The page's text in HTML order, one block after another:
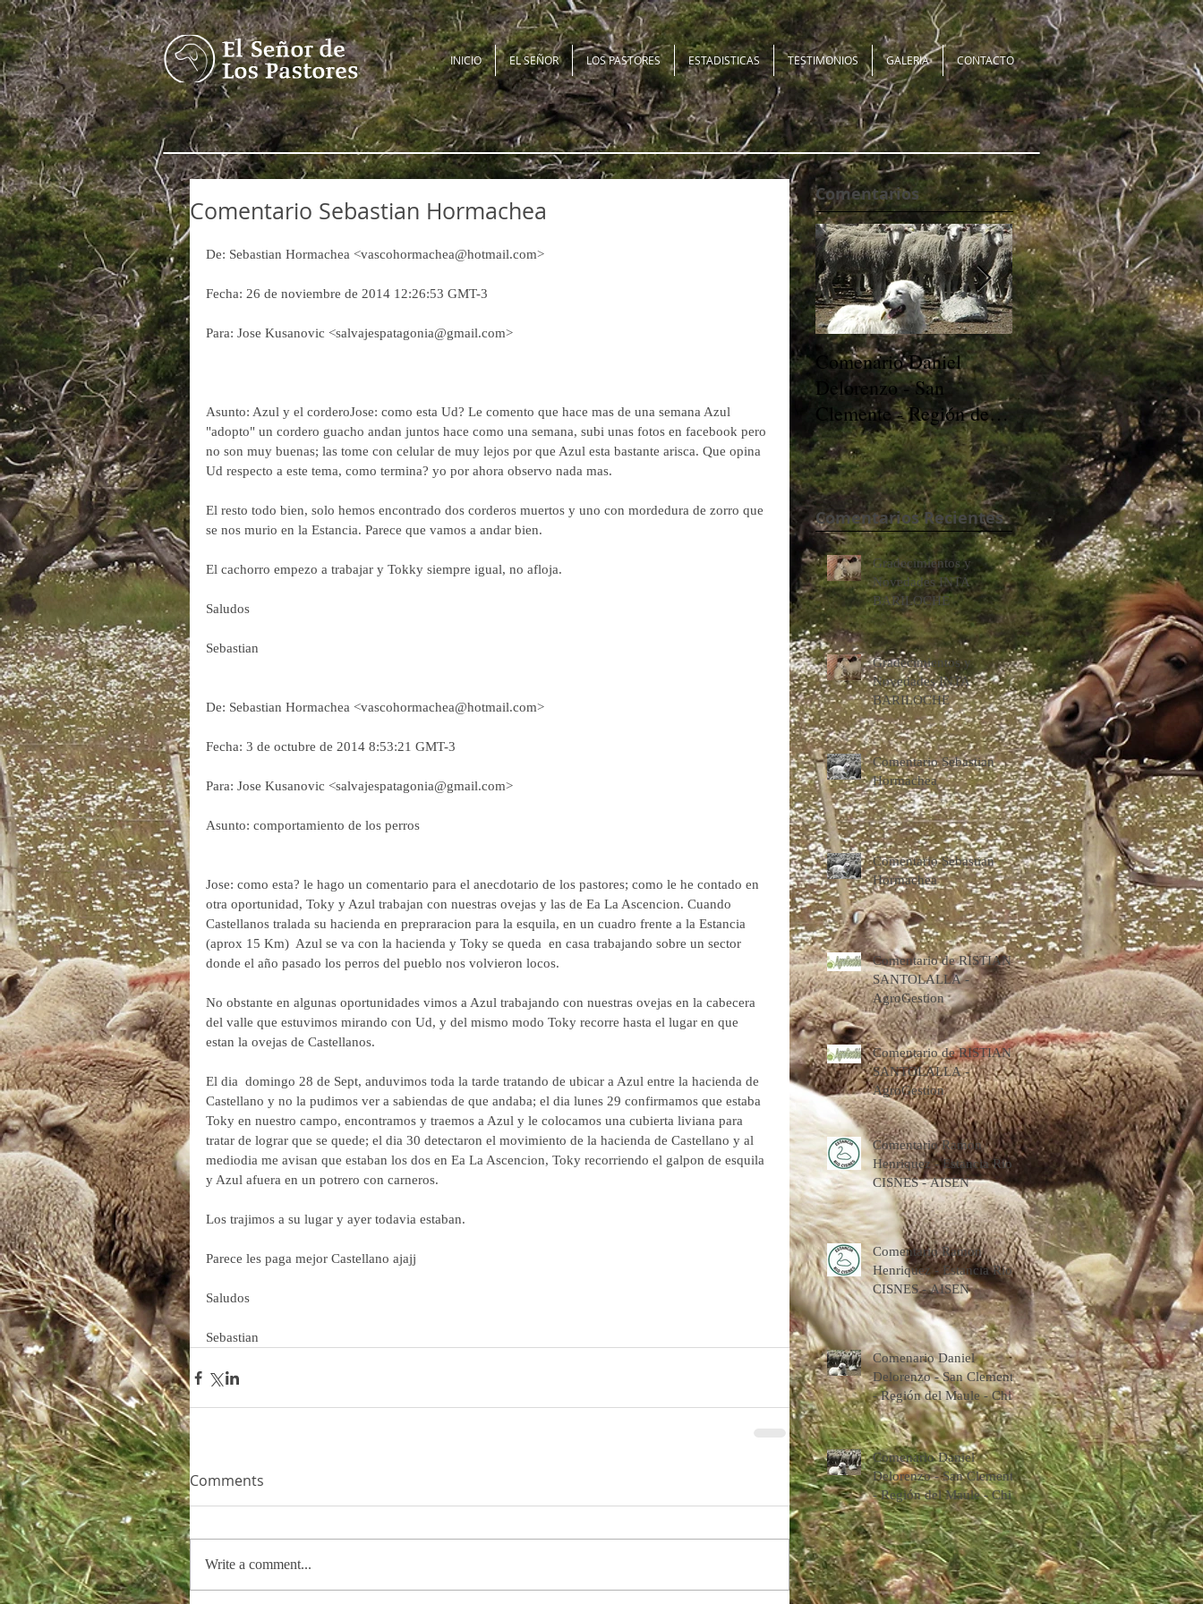
INICIO EL SEÑOR LOS PASTORES ESTADISTICAS TESTIMONIOS GALERIA CONTACTO
Comentario Sebastian Hormachea
De: Sebastian Hormachea <vascohormachea@hotmail.com>
Fecha: 26 de noviembre de 2014 12:26:53 GMT-3
Para: Jose Kusanovic <salvajespatagonia@gmail.com>
Asunto: Azul y el corderoJose: como esta Ud? Le comento que hace mas de una semana Azul
"adopto" un cordero guacho andan juntos hace como una semana, subi unas fotos en facebook pero
no son muy buenas; las tome con celular de muy lejos por que Azul esta bastante arisca. Que opina
Ud respecto a este tema, como termina? yo por ahora observo nada mas.
El resto todo bien, solo hemos encontrado dos corderos muertos y uno con mordedura de zorro que
se nos murio en la Estancia. Parece que vamos a andar bien.
El cachorro empezo a trabajar y Tokky siempre igual, no afloja.
Saludos
Sebastian
De: Sebastian Hormachea <vascohormachea@hotmail.com>
Fecha: 3 de octubre de 2014 8:53:21 GMT-3
Para: Jose Kusanovic <salvajespatagonia@gmail.com>
Asunto: comportamiento de los perros
Jose: como esta? le hago un comentario para el anecdotario de los pastores; como le he contado en
otra oportunidad, Toky y Azul trabajan con nuestras ovejas y las de Ea La Ascencion. Cuando
Castellanos tralada su hacienda en prepraracion para la esquila, en un cuadro frente a la Estancia
(aprox 15 Km)  Azul se va con la hacienda y Toky se queda  en casa trabajando sobre un sector
donde el año pasado los perros del pueblo nos volvieron locos.
No obstante en algunas oportunidades vimos a Azul trabajando con nuestras ovejas en la cabecera
del valle que estuvimos mirando con Ud, y del mismo modo Toky recorre hasta el lugar en que
estan la ovejas de Castellanos.
El dia  domingo 28 de Sept, anduvimos toda la tarde tratando de ubicar a Azul entre la hacienda de
Castellano y no la pudimos ver a sabiendas de que andaba; el dia lunes 29 confirmamos que estaba
Toky en nuestro campo, encontramos y traemos a Azul y le colocamos una cubierta liviana para
tratar de lograr que se quede; el dia 30 detectaron el movimiento de la hacienda de Castellano y al
mediodia me avisan que estaban los dos en Ea La Ascencion, Toky recorriendo el galpon de esquila
y Azul afuera en un potrero con carneros.
Los trajimos a su lugar y ayer todavia estaban.
Parece les paga mejor Castellano ajajj
Saludos
Sebastian
Comments
Write a comment...
Comentarios
Comenario Daniel
Delorenzo - San
Clemente - Región del
Maule - Chile
Comenario Daniel
Delorenzo - San
Clemente - Región del
Maule - Chile
Comentarios Recientes
Gradecimientos y
Novedades INTA
BARILOCHE
Gradecimientos y
Novedades INTA
BARILOCHE
Comentario Sebastian
Hormachea
Comentario Sebastian
Hormachea
Comentario de RISTIAN
SANTOLALLA -
AgroGestion
Comentario de RISTIAN
SANTOLALLA -
AgroGestion
Comentario Ramon
Henriquez - Estancia Rio
CISNES - AISEN
Comentario Ramon
Henriquez - Estancia Rio
CISNES - AISEN
Comenario Daniel
Delorenzo - San Clemente
- Región del Maule - Chile
Comenario Daniel
Delorenzo - San Clemente
- Región del Maule - Chile